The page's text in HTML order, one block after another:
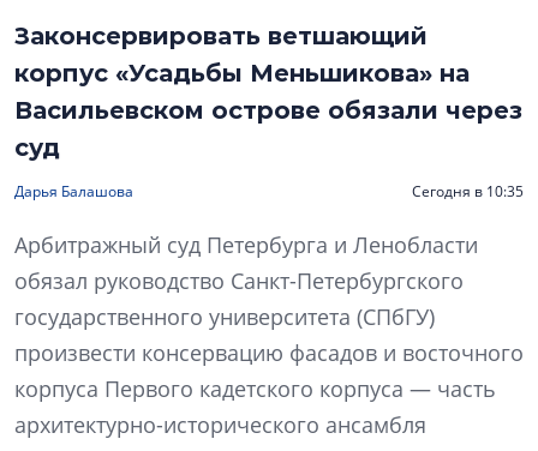
Законсервировать ветшающий
корпус «Усадьбы Меньшикова» на
Васильевском острове обязали через
суд
Дарья Балашова Сегодня в 10:35
Арбитражный суд Петербурга и Ленобласти
обязал руководство Санкт-Петербургского
государственного университета (СПбГУ)
произвести консервацию фасадов и восточного
корпуса Первого кадетского корпуса — часть
архитектурно-исторического ансамбля